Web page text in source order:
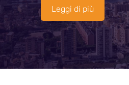
Leggi di più